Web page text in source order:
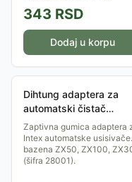
343 RSD
Dodaj u korpu
Dihtung adaptera za
automatski čistač
bazena
Zaptivna gumica adaptera
Intex automatske usisivače
bazena ZX50, ZX100,
(šifra 28001).